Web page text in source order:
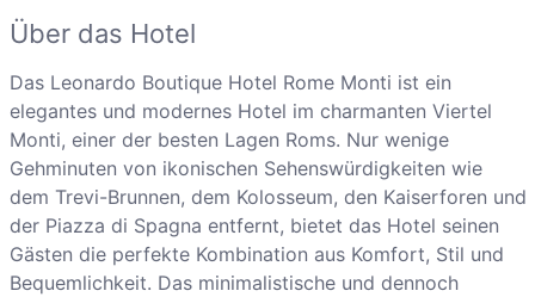
Über das Hotel
Das Leonardo Boutique Hotel Rome Monti ist ein
elegantes und modernes Hotel im charmanten Viertel
Monti, einer der besten Lagen Roms. Nur wenige
Gehminuten von ikonischen Sehenswürdigkeiten wie
dem Trevi-Brunnen, dem Kolosseum, den Kaiserforen und
der Piazza di Spagna entfernt, bietet das Hotel seinen
Gästen die perfekte Kombination aus Komfort, Stil und
Bequemlichkeit. Das minimalistische und dennoch